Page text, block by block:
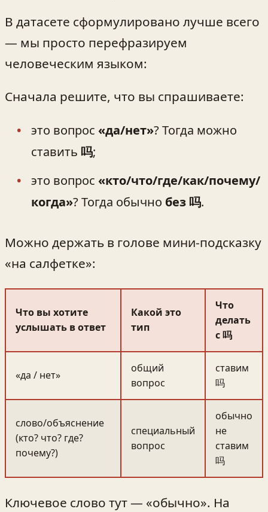
В датасете сформулировано лучше всего
— мы просто перефразируем
человеческим языком:
Сначала решите, что вы спрашиваете:
это вопрос «да/нет»? Тогда можно
ставить 吗;
это вопрос «кто/что/где/как/почему/
когда»? Тогда обычно без 吗.
Можно держать в голове мини-подсказку
«на салфетке»:
Что вы хотите
услышать в ответ
Какой это
тип
Что
делать
с 吗
«да / нет»
общий
вопрос
ставим
吗
слово/объяснение
(кто? что? где?
почему?)
специальный
вопрос
обычно
не
ставим
吗
Ключевое слово тут — «обычно». На